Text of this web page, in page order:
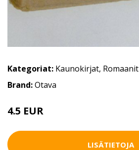
Kategoriat: Kaunokirjat, Romaanit
Brand:Otava
4.5 EUR
LISÄTIETOJA